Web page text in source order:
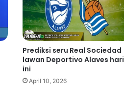
Prediksi seru Real Sociedad
lawan Deportivo Alaves hari
ini
April 10, 2026